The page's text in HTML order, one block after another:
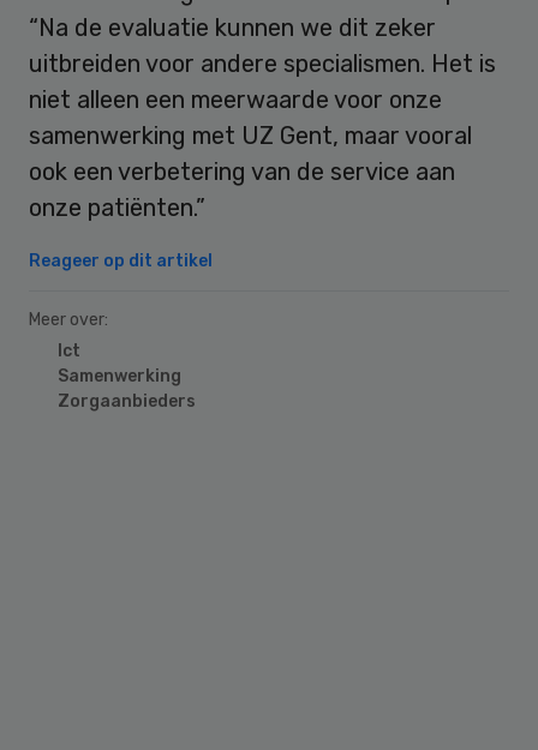
“Na de evaluatie kunnen we dit zeker
uitbreiden voor andere specialismen. Het is
niet alleen een meerwaarde voor onze
samenwerking met UZ Gent, maar vooral
ook een verbetering van de service aan
onze patiënten.”
Reageer op dit artikel
Meer over:
Ict
Samenwerking
Zorgaanbieders